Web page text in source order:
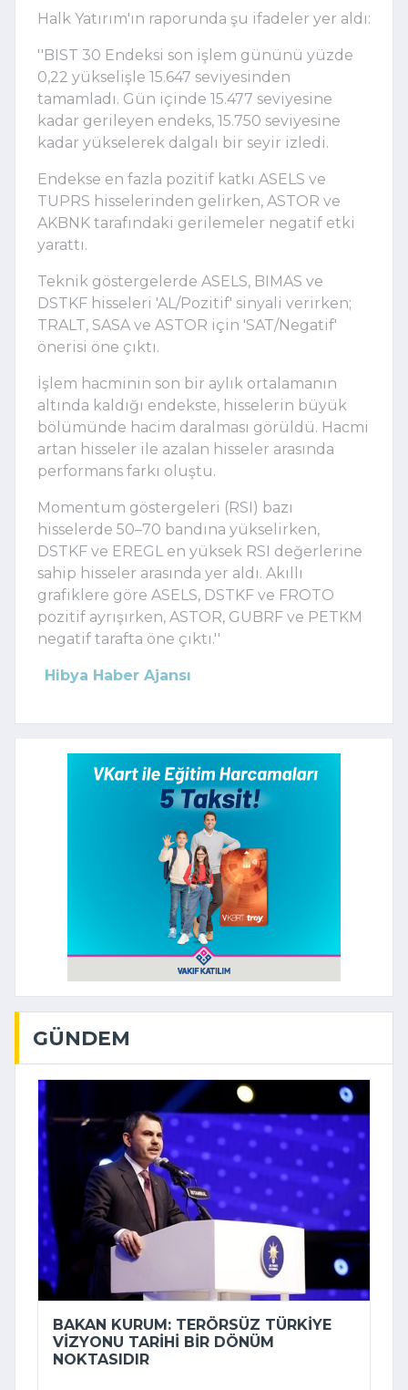
Halk Yatırım'ın raporunda şu ifadeler yer aldı:
''BIST 30 Endeksi son işlem gününü yüzde
0,22 yükselişle 15.647 seviyesinden
tamamladı. Gün içinde 15.477 seviyesine
kadar gerileyen endeks, 15.750 seviyesine
kadar yükselerek dalgalı bir seyir izledi.
Endekse en fazla pozitif katkı ASELS ve
TUPRS hisselerinden gelirken, ASTOR ve
AKBNK tarafındaki gerilemeler negatif etki
yarattı.
Teknik göstergelerde ASELS, BIMAS ve
DSTKF hisseleri 'AL/Pozitif' sinyali verirken;
TRALT, SASA ve ASTOR için 'SAT/Negatif'
önerisi öne çıktı.
İşlem hacminin son bir aylık ortalamanın
altında kaldığı endekste, hisselerin büyük
bölümünde hacim daralması görüldü. Hacmi
artan hisseler ile azalan hisseler arasında
performans farkı oluştu.
Momentum göstergeleri (RSI) bazı
hisselerde 50–70 bandına yükselirken,
DSTKF ve EREGL en yüksek RSI değerlerine
sahip hisseler arasında yer aldı. Akıllı
grafiklere göre ASELS, DSTKF ve FROTO
pozitif ayrışırken, ASTOR, GUBRF ve PETKM
negatif tarafta öne çıktı.''
Hibya Haber Ajansı
GÜNDEM
BAKAN KURUM: TERÖRSÜZ TÜRKIYE
VIZYONU TARIHI BIR DÖNÜM
NOKTASIDIR